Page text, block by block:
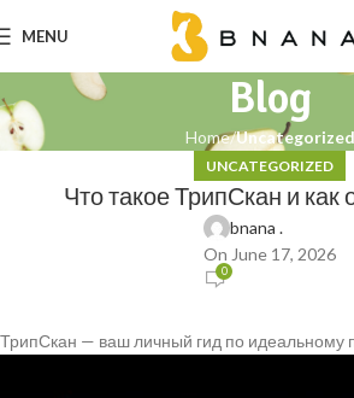
MENU
Blog
Home Uncategorized
UNCATEGORIZED
Что такое ТрипСкан и как
bnana .
On June 17, 2026
0
ТрипСкан — ваш личный гид по идеальному